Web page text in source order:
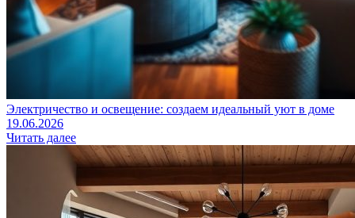
Электричество и освещение: создаем идеальный уют в доме
19.06.2026
Читать далее